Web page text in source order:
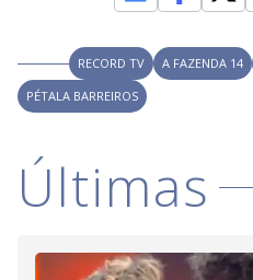
i
d
e
o
RECORD TV A FAZENDA 14
PÉTALA BARREIROS
Últimas